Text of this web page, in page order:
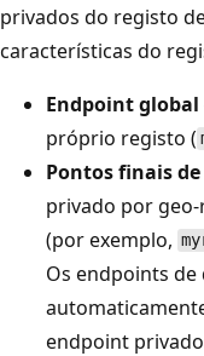
privados do registo
características do
Endpoint global
próprio registo (
Pontos finais
privado por
(por exemplo,
Os endpoints de
endpoint